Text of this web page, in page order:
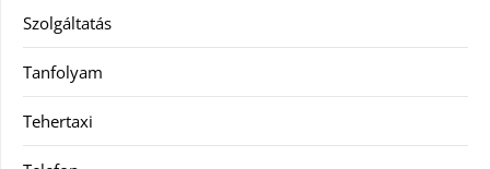
Szolgáltatás
Tanfolyam
Tehertaxi